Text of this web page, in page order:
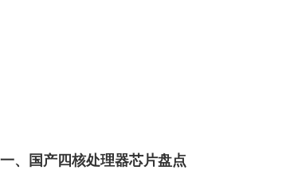
一、国产四核处理器芯片盘点